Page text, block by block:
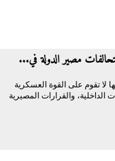
مصير الدولة في...
لا تقوم على القوة العسكرية
والقرارات المصيرية